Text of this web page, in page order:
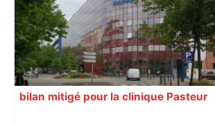
responsabilité" – Franceinfo
bilan mitigé pour la clinique Pasteur